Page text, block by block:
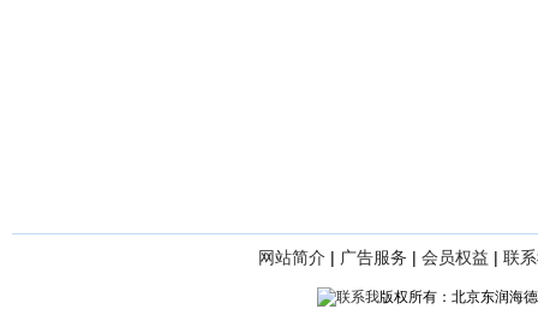
网站简介 | 广告服务 | 会员权益 | 联
版权所有：北京东润海